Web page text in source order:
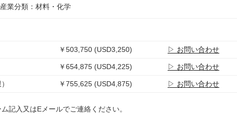
業分類：材料・化学
￥503,750 (USD3,250) ▷ お問い合わせ
￥654,875 (USD4,225) ▷ お問い合わせ
￥755,625 (USD4,875) ▷ お問い合わせ
記入又はEメールでご連絡ください。